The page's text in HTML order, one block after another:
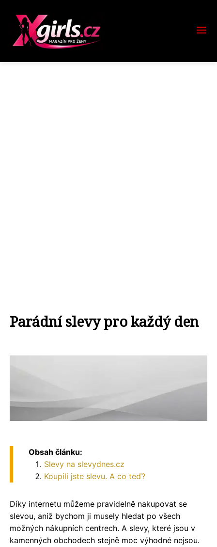
Parádní slevy pro každý den
Obsah článku:
Slevy na slevydnes.cz
Koupili jste slevu. A co teď?
Díky internetu můžeme pravidelně nakupovat se
slevou, aniž bychom ji musely hledat po všech
možných nákupních centrech. A slevy, které jsou v
kamenných obchodech stejně moc výhodné nejsou.